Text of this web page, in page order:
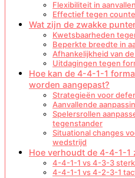
Flexibiliteit in
Effectief tegen
Wat zijn de zwakke
Kwetsbaarheden
Beperkte breedte in
Afhankelijkheid van
Uitdagingen tegen
Hoe kan de 4-4-1-1
worden aangepast?
Strategieën voor
Aanvallende
Spelersrollen
tegenstander
Situational changes
wedstrijd
Hoe verhoudt de 4-4-1-1
4-4-1-1 vs 4-3-3
4-4-1-1 vs 4-2-3-1